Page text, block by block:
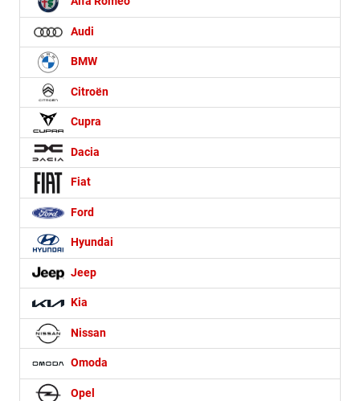
Audi
BMW
Citroën
Cupra
Dacia
Fiat
Ford
Hyundai
Jeep
Kia
Nissan
Omoda
Opel